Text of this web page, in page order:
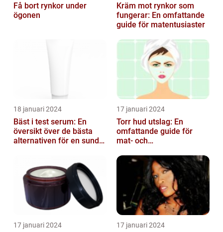
Få bort rynkor under
ögonen
Kräm mot rynkor som
fungerar: En omfattande
guide för matentusiaster
18 januari 2024
Bäst i test serum: En
översikt över de bästa
alternativen för en sund
17 januari 2024
Torr hud utslag: En
omfattande guide för
mat- och
17 januari 2024 17 januari 2024